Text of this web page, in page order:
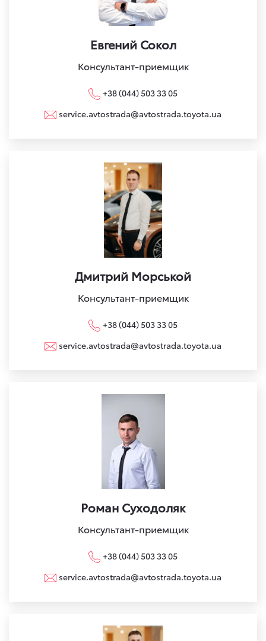
Евгений Сокол
Консультант-приемщик
+38 (044) 503 33 05
service.avtostrada@avtostrada.toyota.ua
Дмитрий Морськой
Консультант-приемщик
+38 (044) 503 33 05
service.avtostrada@avtostrada.toyota.ua
Роман Суходоляк
Консультант-приемщик
+38 (044) 503 33 05
service.avtostrada@avtostrada.toyota.ua